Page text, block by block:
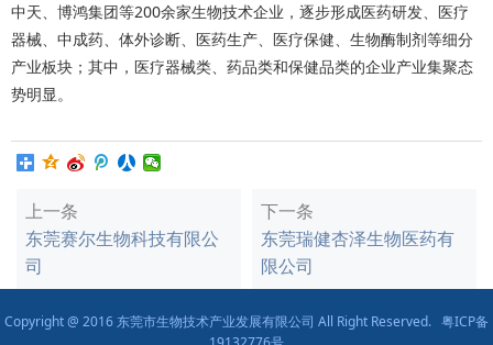
中天、博鸿集团等200余家生物技术企业，逐步形成医药研发、医疗
器械、中成药、体外诊断、医药生产、医疗保健、生物酶制剂等细分
产业板块；其中，医疗器械类、药品类和保健品类的企业产业集聚态
势明显。
上一条
东莞赛尔生物科技有限公
司
下一条
东莞瑞健杏泽生物医药有
限公司
Copyright @ 2016 东莞市生物技术产业发展有限公司 All Right Reserved. 粤ICP备